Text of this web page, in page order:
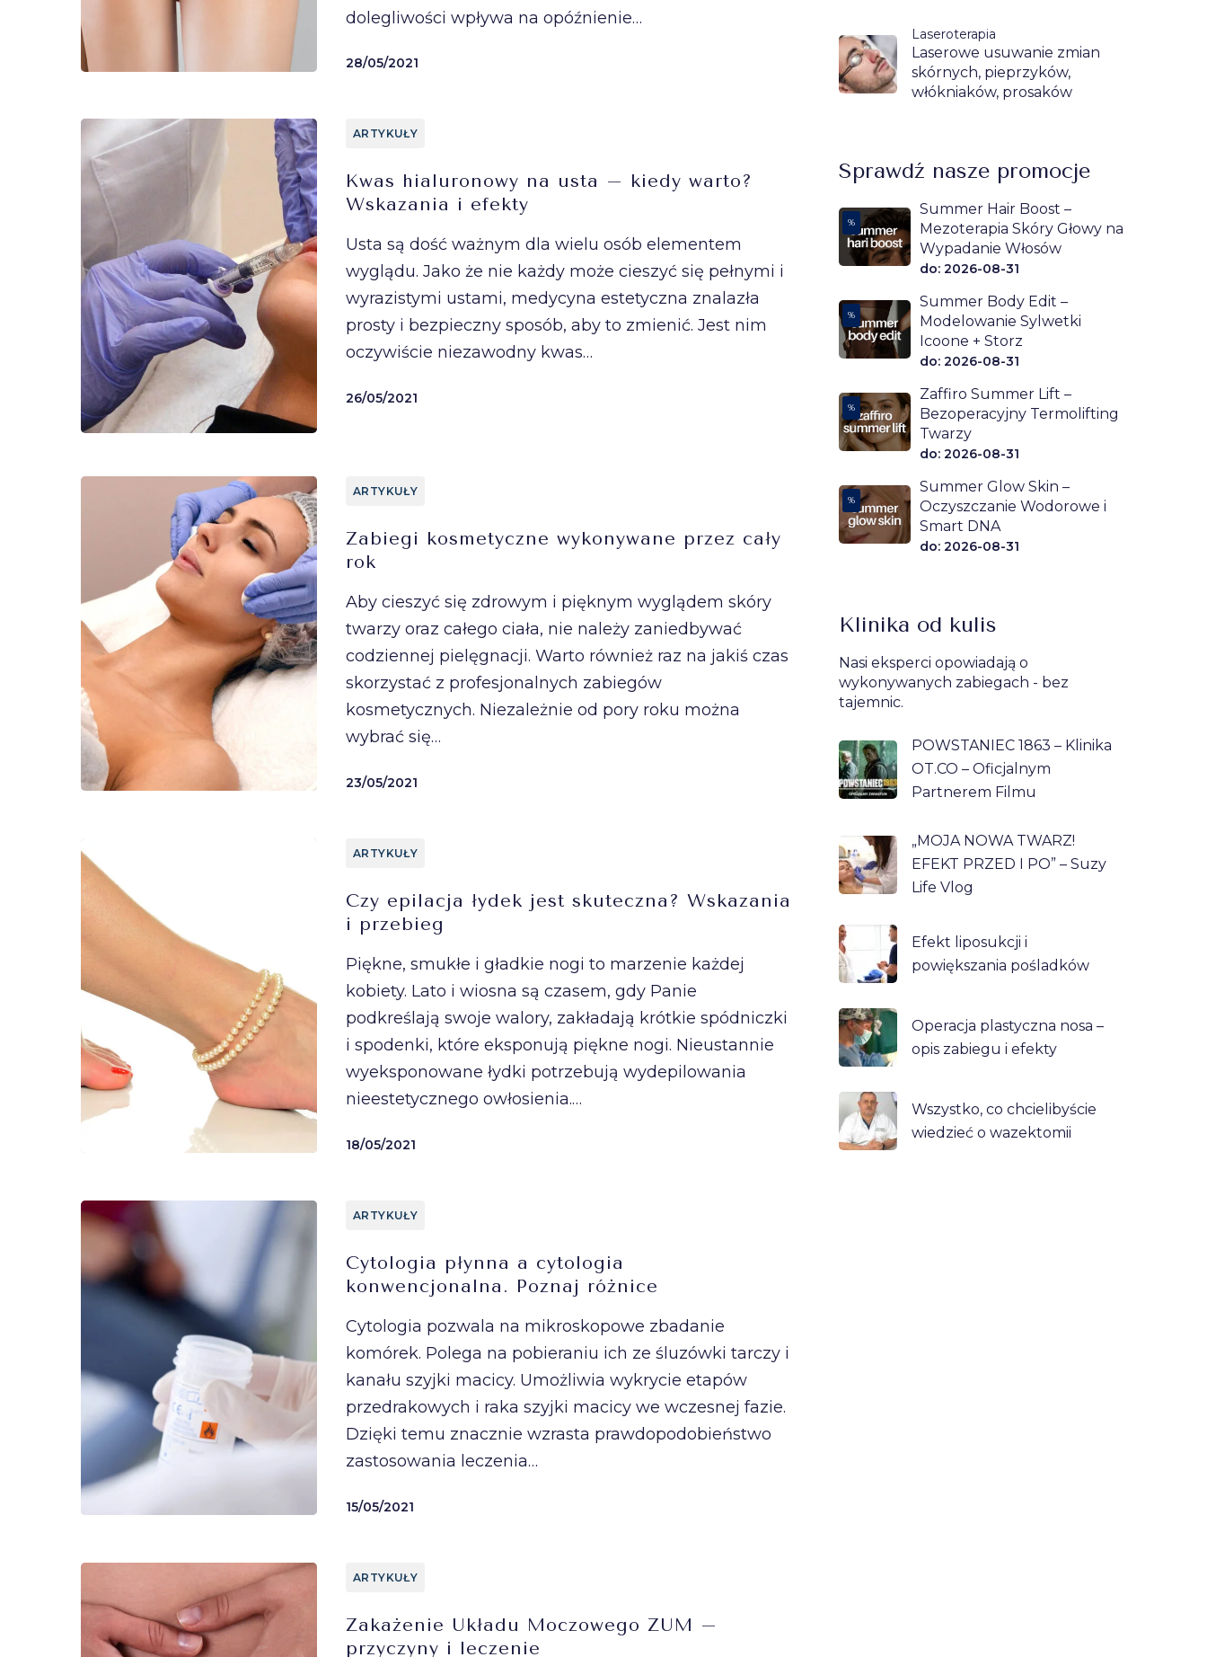
dolegliwości wpływa na opóźnienie…
28/05/2021
ARTYKUŁY
Kwas hialuronowy na usta – kiedy warto?
Wskazania i efekty
Usta są dość ważnym dla wielu osób elementem
wyglądu. Jako że nie każdy może cieszyć się pełnymi i
wyrazistymi ustami, medycyna estetyczna znalazła
prosty i bezpieczny sposób, aby to zmienić. Jest nim
oczywiście niezawodny kwas…
26/05/2021
ARTYKUŁY
Zabiegi kosmetyczne wykonywane przez cały
rok
Aby cieszyć się zdrowym i pięknym wyglądem skóry
twarzy oraz całego ciała, nie należy zaniedbywać
codziennej pielęgnacji. Warto również raz na jakiś czas
skorzystać z profesjonalnych zabiegów
kosmetycznych. Niezależnie od pory roku można
wybrać się…
23/05/2021
ARTYKUŁY
Czy epilacja łydek jest skuteczna? Wskazania
i przebieg
Piękne, smukłe i gładkie nogi to marzenie każdej
kobiety. Lato i wiosna są czasem, gdy Panie
podkreślają swoje walory, zakładają krótkie spódniczki
i spodenki, które eksponują piękne nogi. Nieustannie
wyeksponowane łydki potrzebują wydepilowania
nieestetycznego owłosienia.…
18/05/2021
ARTYKUŁY
Cytologia płynna a cytologia
konwencjonalna. Poznaj różnice
Cytologia pozwala na mikroskopowe zbadanie
komórek. Polega na pobieraniu ich ze śluzówki tarczy i
kanału szyjki macicy. Umożliwia wykrycie etapów
przedrakowych i raka szyjki macicy we wczesnej fazie.
Dzięki temu znacznie wzrasta prawdopodobieństwo
zastosowania leczenia…
15/05/2021
ARTYKUŁY
Zakażenie Układu Moczowego ZUM –
przyczyny i leczenie
Laseroterapia
Laserowe usuwanie zmian
skórnych, pieprzyków,
włókniaków, prosaków
Sprawdź nasze promocje
%
Summer Hair Boost –
Mezoterapia Skóry Głowy na
Wypadanie Włosów
do: 2026-08-31
%
Summer Body Edit –
Modelowanie Sylwetki
Icoone + Storz
do: 2026-08-31
%
Zaffiro Summer Lift –
Bezoperacyjny Termolifting
Twarzy
do: 2026-08-31
%
Summer Glow Skin –
Oczyszczanie Wodorowe i
Smart DNA
do: 2026-08-31
Klinika od kulis
Nasi eksperci opowiadają o
wykonywanych zabiegach - bez
tajemnic.
POWSTANIEC 1863 – Klinika
OT.CO – Oficjalnym
Partnerem Filmu
„MOJA NOWA TWARZ!
EFEKT PRZED I PO” – Suzy
Life Vlog
Efekt liposukcji i
powiększania pośladków
Operacja plastyczna nosa –
opis zabiegu i efekty
Wszystko, co chcielibyście
wiedzieć o wazektomii